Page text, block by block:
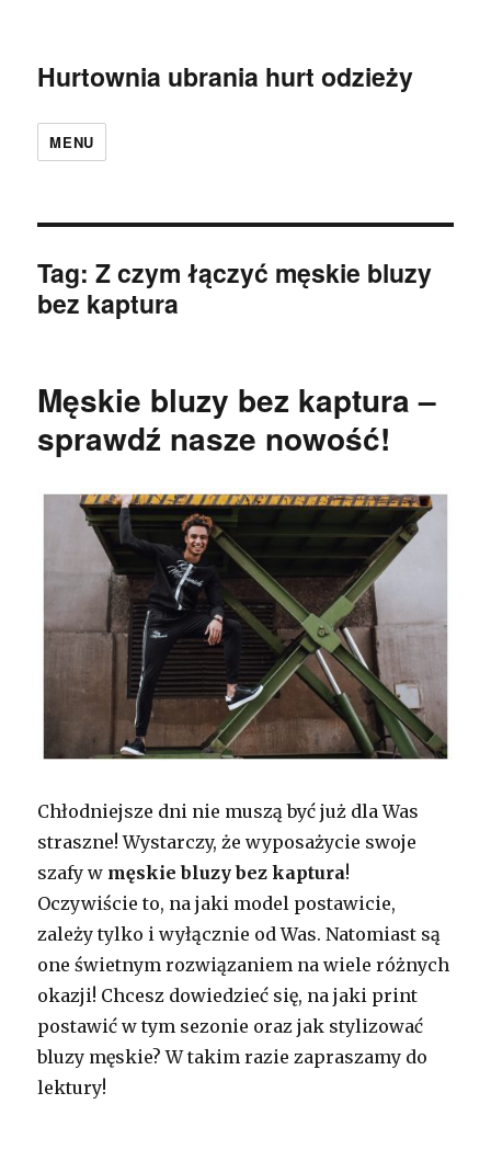
Hurtownia ubrania hurt odzieży
MENU
Tag:Z czym łączyć męskie bluzy
bez kaptura
Męskie bluzy bez kaptura –
sprawdź nasze nowość!
Chłodniejsze dni nie muszą być już dla Was
straszne! Wystarczy, że wyposażycie swoje
szafy w męskie bluzy bez kaptura!
Oczywiście to, na jaki model postawicie,
zależy tylko i wyłącznie od Was. Natomiast są
one świetnym rozwiązaniem na wiele różnych
okazji! Chcesz dowiedzieć się, na jaki print
postawić w tym sezonie oraz jak stylizować
bluzy męskie? W takim razie zapraszamy do
lektury!